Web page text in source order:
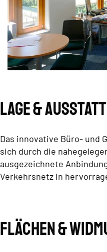
Lage &
Das innovative Büro- und
sich durch die
ausgezeichnete
Verkehrsnetz in
Flächen &